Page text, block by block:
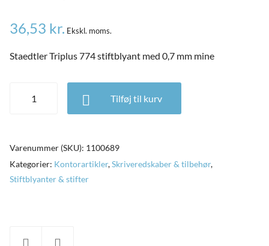
36,53 kr. Ekskl. moms.
Staedtler Triplus 774 stiftblyant med 0,7 mm mine
Tilføj til kurv
Varenummer (SKU): 1100689
Kategorier: Kontorartikler,Skriveredskaber & tilbehør,
Stiftblyanter & stifter